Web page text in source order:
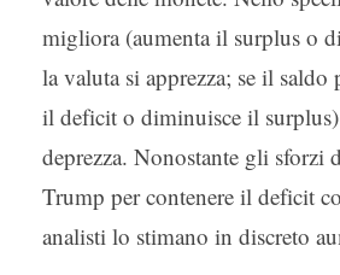
migliora (aumenta il surplus o
la valuta si apprezza; se il saldo
il deficit o diminuisce il
deprezza. Nonostante gli sforzi
Trump per contenere il deficit
analisti lo stimano in discreto